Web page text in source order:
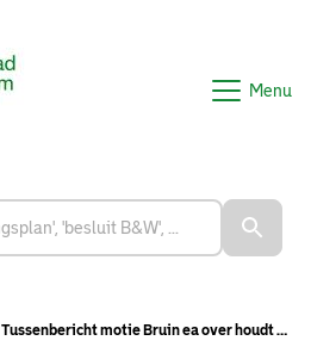
Menu
Tussenbericht motie Bruin ea over houdt voorraad sociale huurwoningen op peil